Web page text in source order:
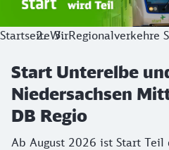
StartseiteWirRegionalverkehre
Start Unterelbe
Niedersachsen
DB Regio
Ab August 2026 ist Start